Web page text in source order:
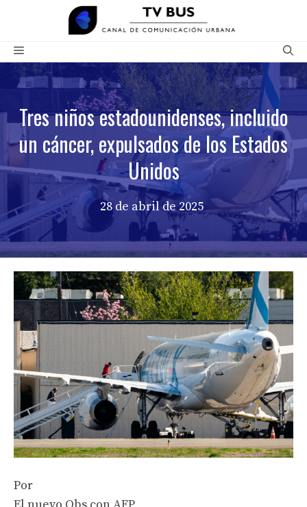
contenido
Menú
Tres niños estadounidenses, incluido
un cáncer, expulsados ​​de los Estados
Unidos
28 de abril de 2025
Por